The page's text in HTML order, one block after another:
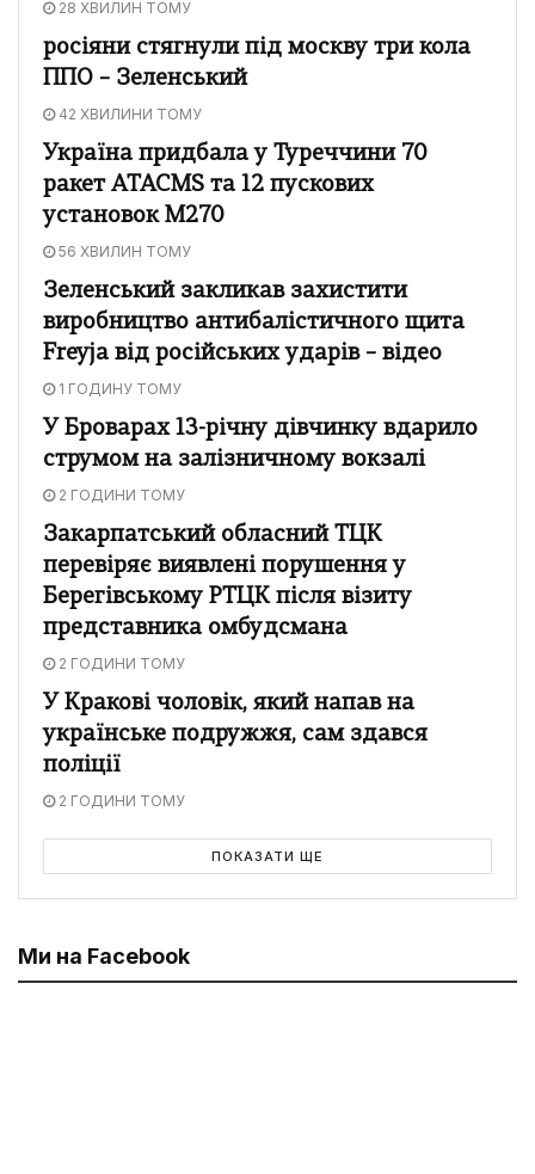
28 ХВИЛИН ТОМУ
росіяни стягнули під москву три кола
ППО – Зеленський
42 ХВИЛИНИ ТОМУ
Україна придбала у Туреччини 70
ракет ATACMS та 12 пускових
установок M270
56 ХВИЛИН ТОМУ
Зеленський закликав захистити
виробництво антибалістичного щита
Freyja від російських ударів – відео
1 ГОДИНУ ТОМУ
У Броварах 13-річну дівчинку вдарило
струмом на залізничному вокзалі
2 ГОДИНИ ТОМУ
Закарпатський обласний ТЦК
перевіряє виявлені порушення у
Берегівському РТЦК після візиту
представника омбудсмана
2 ГОДИНИ ТОМУ
У Кракові чоловік, який напав на
українське подружжя, сам здався
поліції
2 ГОДИНИ ТОМУ
ПОКАЗАТИ ЩЕ
Ми на Facebook